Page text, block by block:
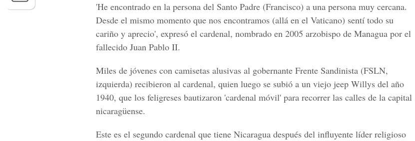
'He encontrado en la persona del Santo Padre (Francisco) a una persona muy cercana.
Desde el mismo momento que nos encontramos (allá en el Vaticano) sentí todo su
cariño y aprecio', expresó el cardenal, nombrado en 2005 arzobispo de Managua por el
fallecido Juan Pablo II.
Miles de jóvenes con camisetas alusivas al gobernante Frente Sandinista (FSLN,
izquierda) recibieron al cardenal, quien luego se subió a un viejo jeep Willys del año
1940, que los feligreses bautizaron 'cardenal móvil' para recorrer las calles de la capital
nicaragüense.
Este es el segundo cardenal que tiene Nicaragua después del influyente líder religioso